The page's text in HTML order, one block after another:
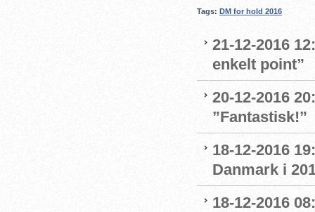
Tags: DM for hold 2016
21-12-2016
enkelt point”
20-12-2016
”Fantastisk!”
18-12-2016
Danmark i
18-12-2016